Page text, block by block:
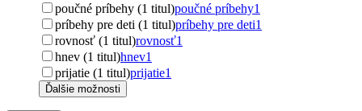
poučné príbehy (1 titul)poučné príbehy1
príbehy pre deti (1 titul)príbehy pre deti1
rovnosť (1 titul)rovnosť1
hnev (1 titul)hnev1
prijatie (1 titul)prijatie1
Ďalšie možnosti